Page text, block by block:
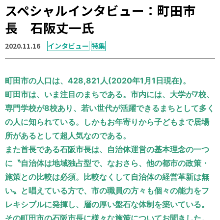
国家試験対策
学会・セミナー情報
運営元 お問い合わせ
スペシャルインタビュー：町田市
長 石阪丈一氏
2020.11.16 インタビュー 特集
町田市の人口は、428,821人(2020年1月1日現在)。
町田市は、いま注目のまちである。市内には、大学が7校、
専門学校が8校あり、若い世代が活躍できるまちとして多く
の人に知られている。しかもお年寄りから子どもまで居場
所があるとして超人気なのである。
また首長である石阪市長は、自治体運営の基本理念の一つ
に〝自治体は地域独占型で、なおさら、他の都市の政策・
施策との比較は必須。比較なくして自治体の経営革新は無
い〟と唱えている方で、市の職員の方々も個々の能力をフ
レキシブルに発揮し、層の厚い盤石な体制を築いている。
その町田市の石阪市長に様々な施策についてお聞きした。